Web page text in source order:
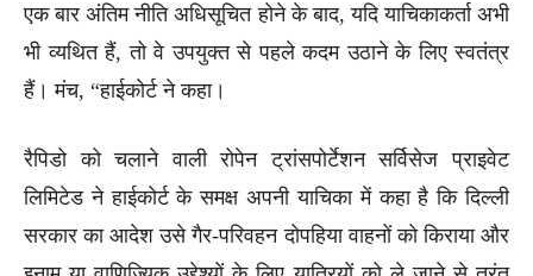
एक बार अंतिम नीति अधिसूचित होने के बाद, यदि याचिकाकर्ता अभी
भी व्यथित हैं, तो वे उपयुक्त से पहले कदम उठाने के लिए स्वतंत्र
हैं। मंच, “हाईकोर्ट ने कहा।
रैपिडो को चलाने वाली रोपेन ट्रांसपोर्टेशन सर्विसेज प्राइवेट
लिमिटेड ने हाईकोर्ट के समक्ष अपनी याचिका में कहा है कि दिल्ली
सरकार का आदेश उसे गैर-परिवहन दोपहिया वाहनों को किराया और